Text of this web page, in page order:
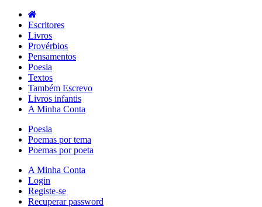
Escritores
Livros
Provérbios
Pensamentos
Poesia
Textos
Também Escrevo
Livros infantis
A Minha Conta
Poesia
Poemas por tema
Poemas por poeta
A Minha Conta
Login
Registe-se
Recuperar password